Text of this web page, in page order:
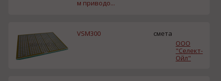
м приводо...
VSM300
смета
ООО
"Селект-
Ойл"